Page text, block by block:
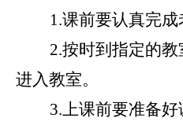
1.课前要认真完成
2.按时到指定的
进入教室。
3.上课前要准备好